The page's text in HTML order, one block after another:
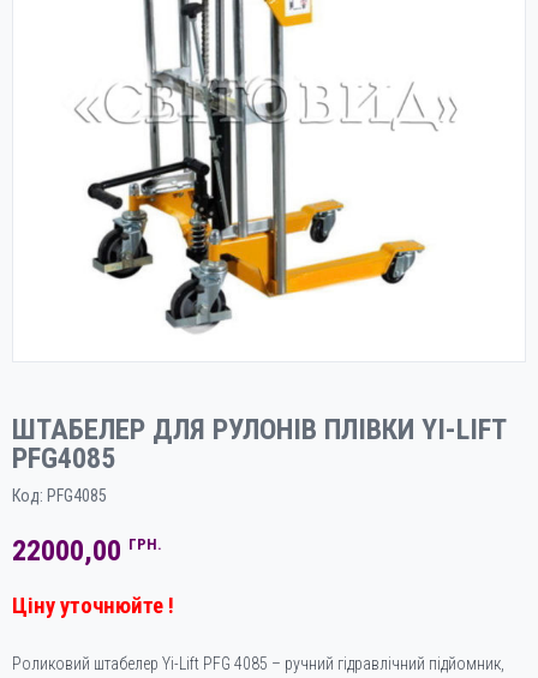
ШТАБЕЛЕР ДЛЯ РУЛОНІВ ПЛІВКИ YI-LIFT
PFG4085
Код: PFG4085
22000,00 ГРН.
Ціну уточнюйте !
Роликовий штабелер Yi-Lift PFG 4085 – ручний гідравлічний підйомник,